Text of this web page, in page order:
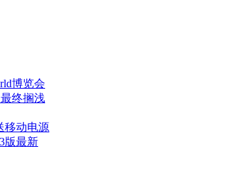
博览会
终搁浅
移动电源
版最新